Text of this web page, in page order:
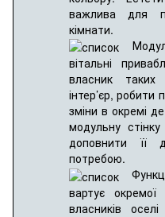
важлива для
кімнати.
вітальні
власник таких
інтер’єр, робити
зміни в окремі
модульну
доповнити її
потребою.
вартує
власників